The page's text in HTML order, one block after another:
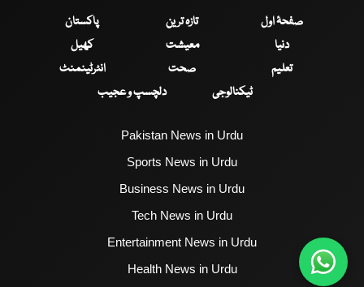
صفحۂ اول تازہ ترین
پاکستان
دنیا
معیشت
کھیل
تعلیم
صحت
انٹرٹینمنٹ
ٹیکنالوجی
دلچسپ و عجیب
Pakistan News in Urdu
Sports News in Urdu
Business News in Urdu
Tech News in Urdu
Entertainment News in Urdu
Health News in Urdu